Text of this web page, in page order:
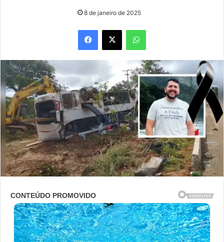
8 de janeiro de 2025
Facebook
X WhatsApp